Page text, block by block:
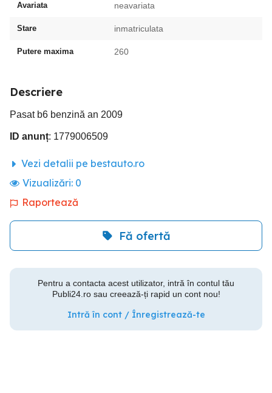
Avariata neavariata
Stare inmatriculata
Putere maxima 260
Descriere
Pasat b6 benzină an 2009
ID anunț: 1779006509
Vezi detalii pe bestauto.ro
Vizualizări: 0
Raportează
Fă ofertă
Pentru a contacta acest utilizator, intră în contul tău
Publi24.ro sau creează-ți rapid un cont nou!
Intră în cont / Înregistrează-te